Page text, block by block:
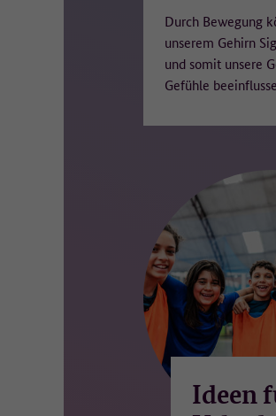
Durch Bewegung
unserem Gehirn
und somit unsere
Gefühle
Ideen